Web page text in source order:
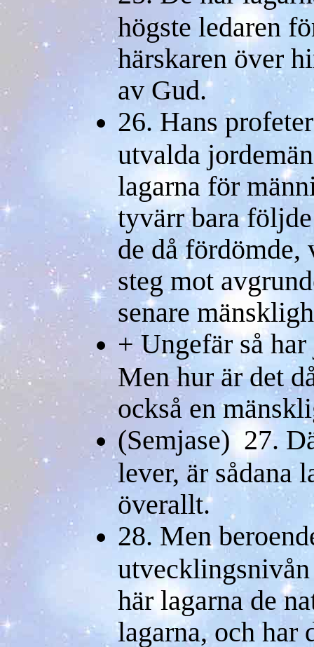
högste ledaren
härskaren över
av Gud.
26. Hans
utvalda
lagarna för
tyvärr bara
de då
steg mot
senare
+ Ungefär så
Men hur är det
också en
(Semjase) 27.
lever, är sådana
överallt.
28. Men
här lagarna de
lagarna, och har